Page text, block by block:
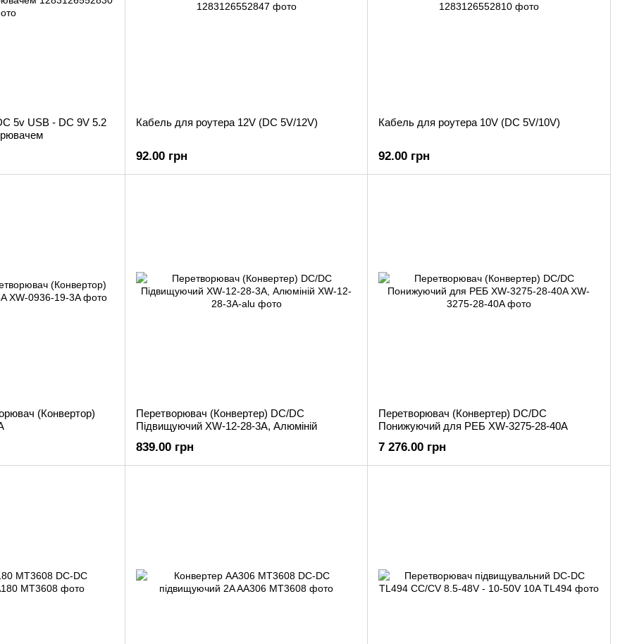
5v USB - DC 9V 5.2
Кабель для роутера 12V (DC 5V/12V)
92.00 грн
Кабель для роутера 10V (DC 5V/10V)
92.00 грн
(Конвертор)
Перетворювач (Конвертер) DC/DC
Підвищуючий XW-12-28-3A, Алюміній
839.00 грн
Перетворювач (Конвертер) DC/DC
Понижуючий для РЕБ XW-3275-28-40A
7 276.00 грн